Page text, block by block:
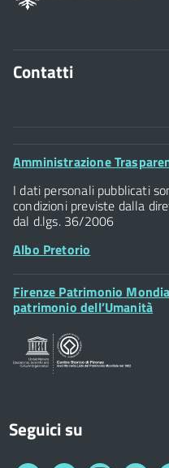
Contatti
Comune di Firenze
Palazzo Vecchio
Piazza della Signoria -
P.IVA 01307110484
Posta Elettronica
Footer
Amministrazione
I dati personali pubblicati
condizioni previste dalla
dal d.lgs. 36/2006
Albo Pretorio
Footer
Widget
Firenze Patrimonio
patrimonio dell’Umanità
Seguici su